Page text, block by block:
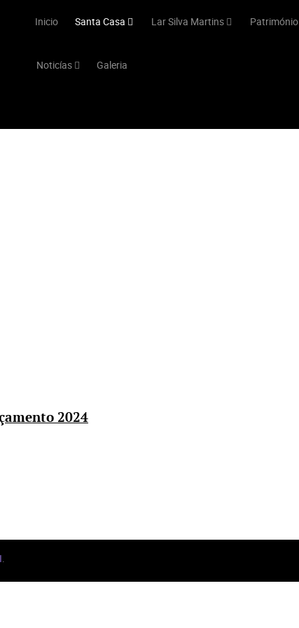
Inicio Santa Casa Lar Silva Martins Património
Noticías Galeria
2024
.